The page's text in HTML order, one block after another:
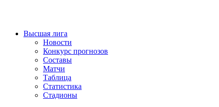
Высшая лига
Новости
Конкурс прогнозов
Составы
Матчи
Таблица
Статистика
Стадионы